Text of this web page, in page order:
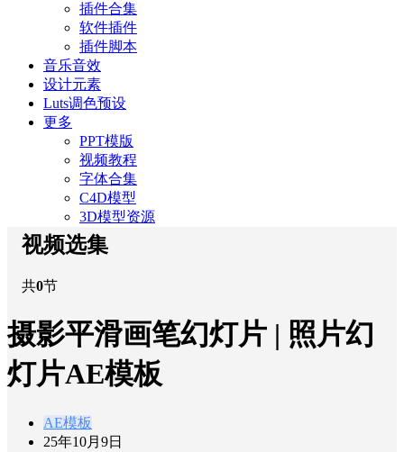
插件合集
软件插件
插件脚本
音乐音效
设计元素
Luts调色预设
更多
PPT模版
视频教程
字体合集
C4D模型
3D模型资源
视频选集
共0节
摄影平滑画笔幻灯片 | 照片幻
灯片AE模板
AE模板
25年10月9日